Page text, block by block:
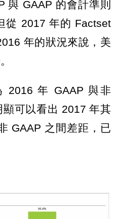
與 GAAP 的會計準則
從 2017 年的 Factset
年的狀況來說，美
2016 年 GAAP 與非
可以看出 2017 年其
GAAP 之間差距，已